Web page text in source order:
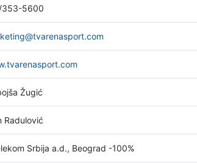
353-5600
Žugić
Radulović
Srbija a.d., Beograd -100%